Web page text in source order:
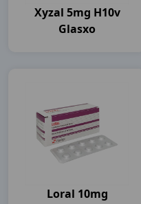
Xyzal 5mg H10v
Glasxo
Loral 10mg